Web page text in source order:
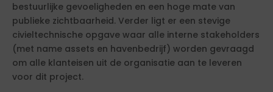
bestuurlijke gevoeligheden en een hoge mate van
publieke zichtbaarheid. Verder ligt er een stevige
civieltechnische opgave waar alle interne stakeholders
(met name assets en havenbedrijf) worden gevraagd
om alle klanteisen uit de organisatie aan te leveren
voor dit project.